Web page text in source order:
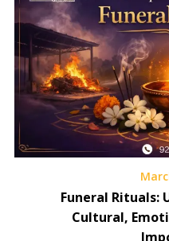
Funeral Rituals:
Cultural,